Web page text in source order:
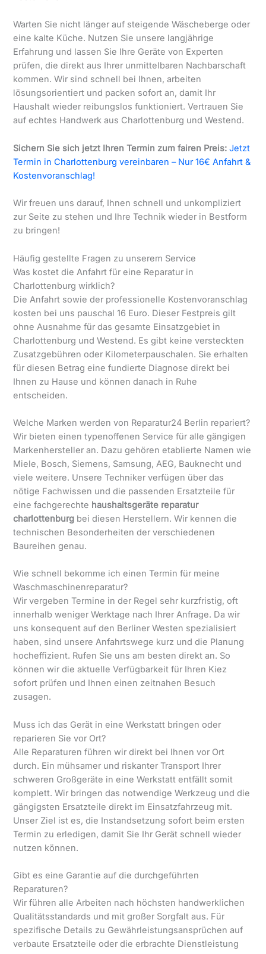
Warten Sie nicht länger auf steigende Wäscheberge oder
eine kalte Küche. Nutzen Sie unsere langjährige
Erfahrung und lassen Sie Ihre Geräte von Experten
prüfen, die direkt aus Ihrer unmittelbaren Nachbarschaft
kommen. Wir sind schnell bei Ihnen, arbeiten
lösungsorientiert und packen sofort an, damit Ihr
Haushalt wieder reibungslos funktioniert. Vertrauen Sie
auf echtes Handwerk aus Charlottenburg und Westend.
Sichern Sie sich jetzt Ihren Termin zum fairen Preis: Jetzt
Termin in Charlottenburg vereinbaren – Nur 16€ Anfahrt &
Kostenvoranschlag!
Wir freuen uns darauf, Ihnen schnell und unkompliziert
zur Seite zu stehen und Ihre Technik wieder in Bestform
zu bringen!
Häufig gestellte Fragen zu unserem Service
Was kostet die Anfahrt für eine Reparatur in
Charlottenburg wirklich?
Die Anfahrt sowie der professionelle Kostenvoranschlag
kosten bei uns pauschal 16 Euro. Dieser Festpreis gilt
ohne Ausnahme für das gesamte Einsatzgebiet in
Charlottenburg und Westend. Es gibt keine versteckten
Zusatzgebühren oder Kilometerpauschalen. Sie erhalten
für diesen Betrag eine fundierte Diagnose direkt bei
Ihnen zu Hause und können danach in Ruhe
entscheiden.
Welche Marken werden von Reparatur24 Berlin repariert?
Wir bieten einen typenoffenen Service für alle gängigen
Markenhersteller an. Dazu gehören etablierte Namen wie
Miele, Bosch, Siemens, Samsung, AEG, Bauknecht und
viele weitere. Unsere Techniker verfügen über das
nötige Fachwissen und die passenden Ersatzteile für
eine fachgerechte haushaltsgeräte reparatur
charlottenburg bei diesen Herstellern. Wir kennen die
technischen Besonderheiten der verschiedenen
Baureihen genau.
Wie schnell bekomme ich einen Termin für meine
Waschmaschinenreparatur?
Wir vergeben Termine in der Regel sehr kurzfristig, oft
innerhalb weniger Werktage nach Ihrer Anfrage. Da wir
uns konsequent auf den Berliner Westen spezialisiert
haben, sind unsere Anfahrtswege kurz und die Planung
hocheffizient. Rufen Sie uns am besten direkt an. So
können wir die aktuelle Verfügbarkeit für Ihren Kiez
sofort prüfen und Ihnen einen zeitnahen Besuch
zusagen.
Muss ich das Gerät in eine Werkstatt bringen oder
reparieren Sie vor Ort?
Alle Reparaturen führen wir direkt bei Ihnen vor Ort
durch. Ein mühsamer und riskanter Transport Ihrer
schweren Großgeräte in eine Werkstatt entfällt somit
komplett. Wir bringen das notwendige Werkzeug und die
gängigsten Ersatzteile direkt im Einsatzfahrzeug mit.
Unser Ziel ist es, die Instandsetzung sofort beim ersten
Termin zu erledigen, damit Sie Ihr Gerät schnell wieder
nutzen können.
Gibt es eine Garantie auf die durchgeführten
Reparaturen?
Wir führen alle Arbeiten nach höchsten handwerklichen
Qualitätsstandards und mit großer Sorgfalt aus. Für
spezifische Details zu Gewährleistungsansprüchen auf
verbaute Ersatzteile oder die erbrachte Dienstleistung